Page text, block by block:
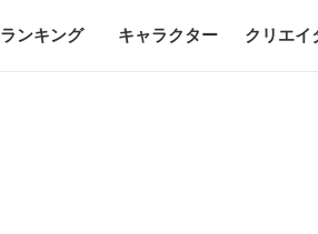
ランキング キャラクター クリエイ